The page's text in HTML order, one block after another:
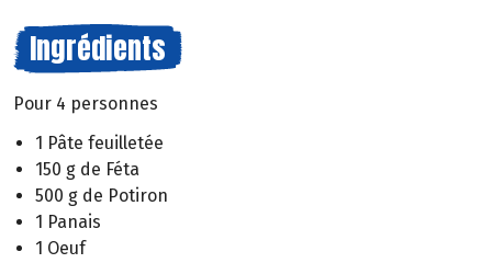
Ingrédients
Pour 4 personnes
1 Pâte feuilletée
150 g de Féta
500 g de Potiron
1 Panais
1 Oeuf